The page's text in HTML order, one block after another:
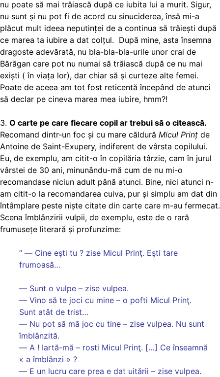
nu poate să mai trăiască după ce iubita lui a murit. Sigur,
nu sunt și nu pot fi de acord cu sinuciderea, însă mi-a
plăcut mult ideea neputinței de a continua să trăiești după
ce marea ta iubire a dat colțul. După mine, asta însemna
dragoste adevărată, nu bla-bla-bla-urile unor crai de
Bărăgan care pot nu numai să trăiască după ce nu mai
exiști ( în viața lor), dar chiar să și curteze alte femei.
Poate de aceea am tot fost reticentă începând de atunci
să declar pe cineva marea mea iubire, hmm?!
3. O carte pe care fiecare copil ar trebui să o citească.
Recomand dintr-un foc și cu mare căldură Micul Prinț de
Antoine de Saint-Exupery, indiferent de vârsta copilului.
Eu, de exemplu, am citit-o în copilăria târzie, cam în jurul
vârstei de 30 ani, minunându-mă cum de nu mi-o
recomandase niciun adult până atunci. Bine, nici atunci n-
am citit-o la recomandarea cuiva, pur și simplu am dat din
întâmplare peste niște citate din carte care m-au fermecat.
Scena îmblânzirii vulpii, de exemplu, este de o rară
frumusețe literară și profunzime:
“ ― Cine eşti tu ? zise Micul Prinţ. Eşti tare
frumoasă…
― Sunt o vulpe – zise vulpea.
― Vino să te joci cu mine – o pofti Micul Prinţ.
Sunt atât de trist…
― Nu pot să mă joc cu tine – zise vulpea. Nu sunt
îmblânzită.
― A ! Iartă-mă – rosti Micul Prinţ. […] Ce înseamnă
« a îmblânzi » ?
― E un lucru care prea e dat uitării – zise vulpea.